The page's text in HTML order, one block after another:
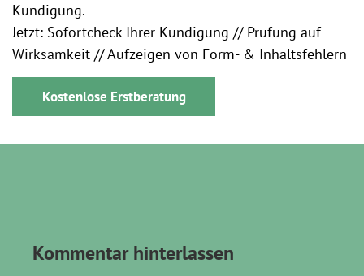
Kündigung.
Jetzt: Sofortcheck Ihrer Kündigung // Prüfung auf
Wirksamkeit // Aufzeigen von Form- & Inhaltsfehlern
Kostenlose Erstberatung
Kommentar hinterlassen